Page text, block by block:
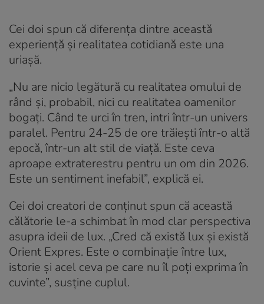
Cei doi spun că diferența dintre această
experiență și realitatea cotidiană este una
uriașă.
„Nu are nicio legătură cu realitatea omului de
rând și, probabil, nici cu realitatea oamenilor
bogați. Când te urci în tren, intri într-un univers
paralel. Pentru 24-25 de ore trăiești într-o altă
epocă, într-un alt stil de viață. Este ceva
aproape extraterestru pentru un om din 2026.
Este un sentiment inefabil”, explică ei.
Cei doi creatori de conținut spun că această
călătorie le-a schimbat în mod clar perspectiva
asupra ideii de lux. „Cred că există lux și există
Orient Expres. Este o combinație între lux,
istorie și acel ceva pe care nu îl poți exprima în
cuvinte”, susține cuplul.